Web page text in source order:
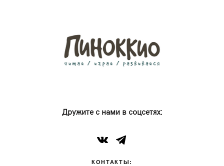
Дружите с нами в соцсетях:
КОНТАКТЫ: